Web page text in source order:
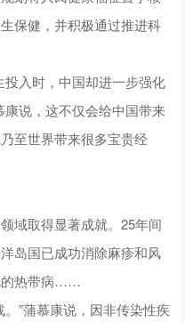
保健，并积极通过推进科
投入时，中国却进一步强化
康说，这不仅会给中国带来
至世界带来很多宝贵经
域取得显著成就。25年间
岛国已成功消除麻疹和风
的热带病……
”蒲慕康说，因非传染性疾